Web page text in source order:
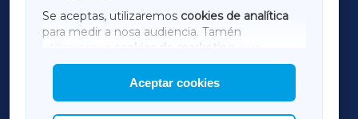
Se aceptas, utilizaremos cookies de analítica
para medir a nosa audiencia. Tamén
utilizaremos
cookies de marketing
mostrar publicidade de terceiros.
Así mesmo, podes personalizar a elección das
cookies que desexas permitir.
Aceptar cookies
AMARIÑAXA
RIBEIRASACRAXA